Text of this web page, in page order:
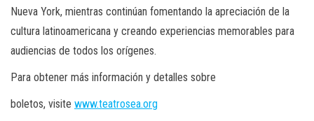
Nueva York, mientras continúan fomentando la apreciación de la
cultura latinoamericana y creando experiencias memorables para
audiencias de todos los orígenes.
Para obtener más información y detalles sobre
boletos, visite www.teatrosea.org